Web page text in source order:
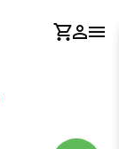
Košarica